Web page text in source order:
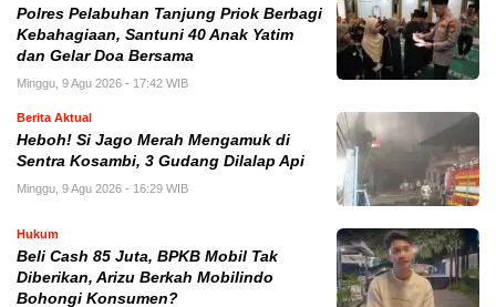
Polres Pelabuhan Tanjung Priok Berbagi
Kebahagiaan, Santuni 40 Anak Yatim
dan Gelar Doa Bersama
Minggu, 9 Agu 2026 - 17:42 WIB
Berita Aktual
Heboh! Si Jago Merah Mengamuk di
Sentra Kosambi, 3 Gudang Dilalap Api
Minggu, 9 Agu 2026 - 16:29 WIB
Hukum
‎Beli Cash 85 Juta, BPKB Mobil Tak
Diberikan, Arizu Berkah Mobilindo
Bohongi Konsumen?